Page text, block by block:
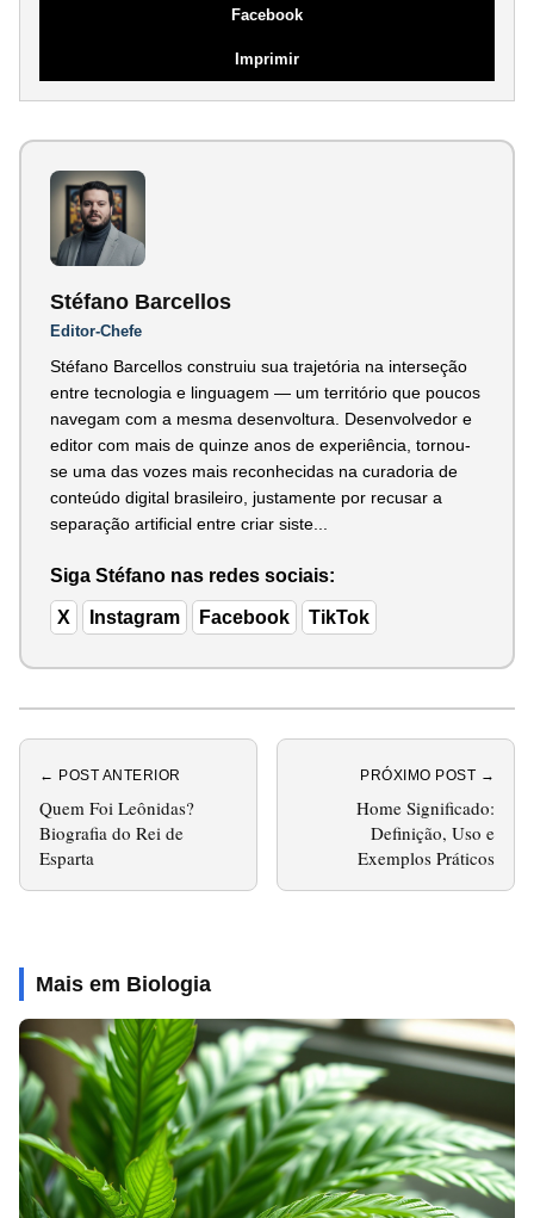
Facebook
Imprimir
Stéfano Barcellos
Editor-Chefe
Stéfano Barcellos construiu sua trajetória na interseção
entre tecnologia e linguagem — um território que poucos
navegam com a mesma desenvoltura. Desenvolvedor e
editor com mais de quinze anos de experiência, tornou-
se uma das vozes mais reconhecidas na curadoria de
conteúdo digital brasileiro, justamente por recusar a
separação artificial entre criar siste...
Siga Stéfano nas redes sociais:
X Instagram Facebook TikTok
← POST ANTERIOR
Quem Foi Leônidas?
Biografia do Rei de
Esparta
PRÓXIMO POST →
Home Significado:
Definição, Uso e
Exemplos Práticos
Mais em Biologia